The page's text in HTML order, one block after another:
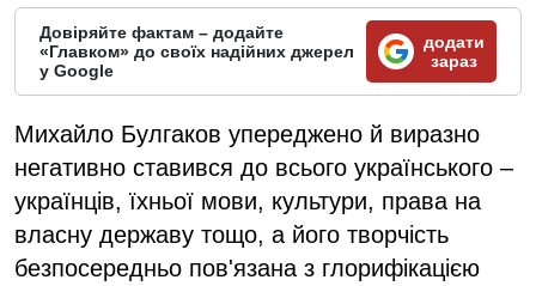
Довіряйте фактам – додайте
«Главком» до своїх надійних джерел
у Google
додати
зараз
Михайло Булгаков упереджено й виразно
негативно ставився до всього українського –
українців, їхньої мови, культури, права на
власну державу тощо, а його творчість
безпосередньо пов'язана з глорифікацією